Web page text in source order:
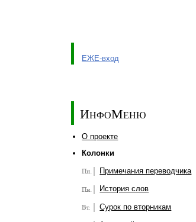
ЕЖЕ-вход
ИнфоМеню
О проекте
Колонки
Примечания переводчика
История слов
Сурок по вторникам